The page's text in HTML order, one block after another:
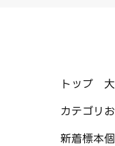
トップ
カテゴリ
新着標本